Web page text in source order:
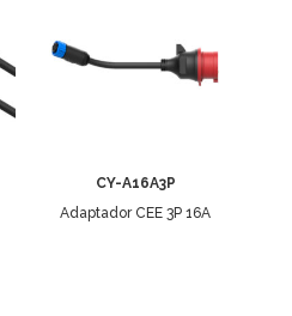
CY-A16A3P
Adaptador CEE 3P 16A